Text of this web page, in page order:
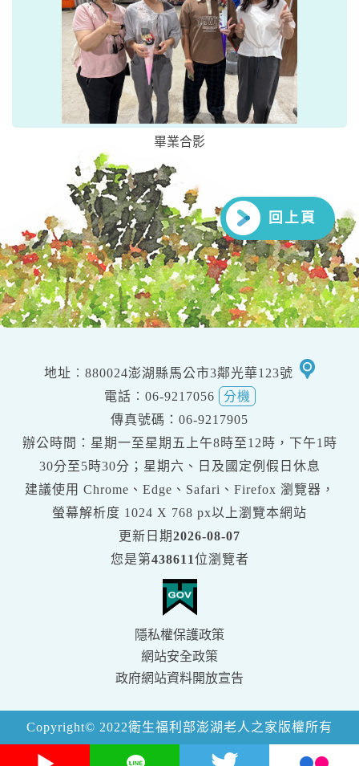
畢業合影
回上頁
地址︰880024澎湖縣馬公市3鄰光華123號
移
交
通
地
電話︰06-9217056
分機
傳真號碼：06-9217905
辦公時間：星期一至星期五上午8時至12時，下午1時
30分至5時30分；星期六、日及國定例假日休息
建議使用 Chrome、Edge、Safari、Firefox 瀏覽器，
螢幕解析度 1024 X 768 px以上瀏覽本網站
更新日期2026-08-07
您是第438611位瀏覽者
隱私權保護政策
網站安全政策
政府網站資料開放宣告
Copyright© 2022衛生福利部澎湖老人之家版權所有